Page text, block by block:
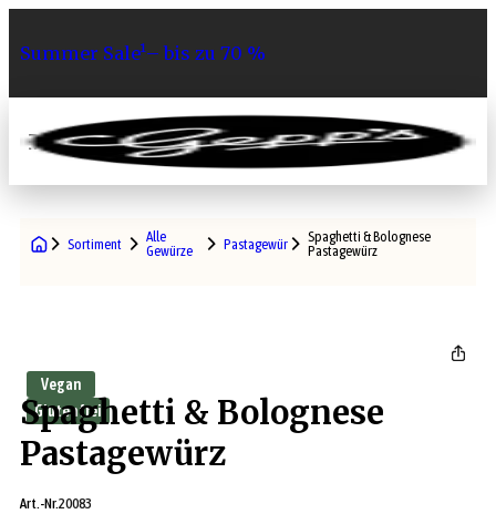
Summer Sale¹– bis zu 70 %
0
Sortiment
Alle
Gewürze
Pastagewürze Spaghetti & Bolognese
Pastagewürz
Vegan
Glutenfrei
Spaghetti & Bolognese
Pastagewürz
Art.-Nr.20083